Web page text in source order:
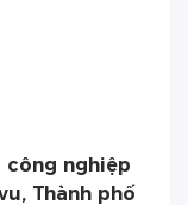
công nghiệp
Thành phố